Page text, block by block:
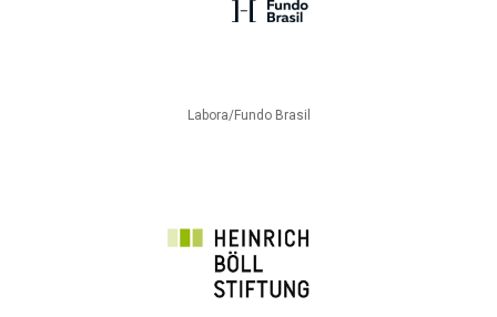
Labora/Fundo Brasil